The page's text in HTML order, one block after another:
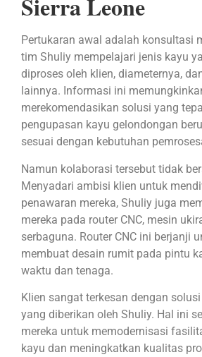
Sierra Leone
Pertukaran awal adalah konsultasi
tim Shuliy mempelajari jenis kayu
diproses oleh klien, diameternya,
lainnya. Informasi ini
merekomendasikan solusi yang
pengupasan kayu gelondongan
sesuai dengan kebutuhan
Namun kolaborasi tersebut tidak
Menyadari ambisi klien untuk
penawaran mereka, Shuliy juga
mereka pada router CNC, mesin
serbaguna. Router CNC ini berjanji
membuat desain rumit pada pintu
waktu dan tenaga.
Klien sangat terkesan dengan
yang diberikan oleh Shuliy. Hal ini
mereka untuk memodernisasi
kayu dan meningkatkan kualitas